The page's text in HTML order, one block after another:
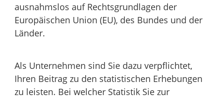
ausnahmslos auf Rechtsgrundlagen der
Europäischen Union (EU), des Bundes und der
Länder.
Als Unternehmen sind Sie dazu verpflichtet,
Ihren Beitrag zu den statistischen Erhebungen
zu leisten. Bei welcher Statistik Sie zur